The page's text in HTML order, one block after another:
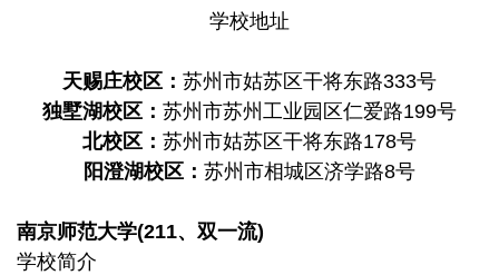
学校地址
天赐庄校区： 苏州市姑苏区干将东路333号
独墅湖校区： 苏州市苏州工业园区仁爱路199号
北校区： 苏州市姑苏区干将东路178号
阳澄湖校区： 苏州市相城区济学路8号
南京师范大学(211、双一流)
学校简介